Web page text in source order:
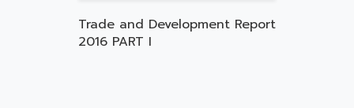
Trade and Development Report
2016 PART I